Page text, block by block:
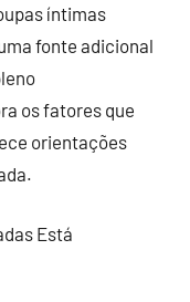
íntimas
fonte adicional
os fatores que
orientações
Está